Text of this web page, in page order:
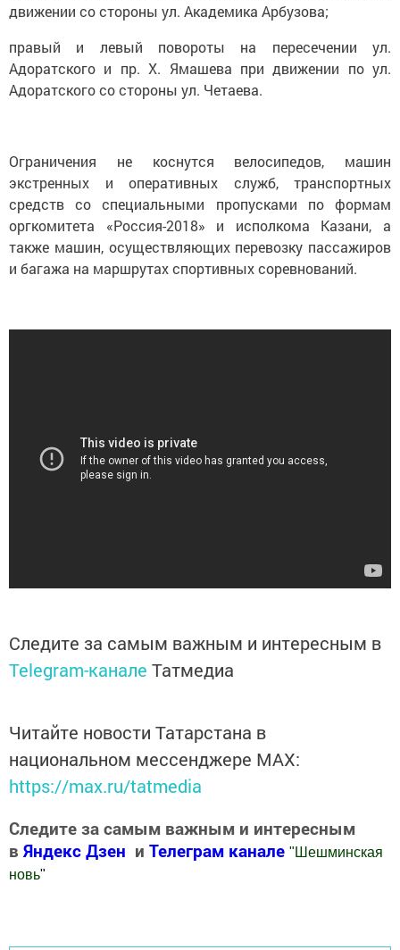
движении со стороны ул. Академика Арбузова;
правый и левый повороты на пересечении ул.
Адоратского и пр. Х. Ямашева при движении по ул.
Адоратского со стороны ул. Четаева.
Ограничения не коснутся велосипедов, машин
экстренных и оперативных служб, транспортных
средств со специальными пропусками по формам
оргкомитета «Россия-2018» и исполкома Казани, а
также машин, осуществляющих перевозку пассажиров
и багажа на маршрутах спортивных соревнований.
Следите за самым важным и интересным в
Telegram-канале Татмедиа
Читайте новости Татарстана в
национальном мессенджере MАХ:
https://max.ru/tatmedia
Следите за самым важным и интересным
в Яндекс Дзен и Телеграм канале " Шешминская
новь"